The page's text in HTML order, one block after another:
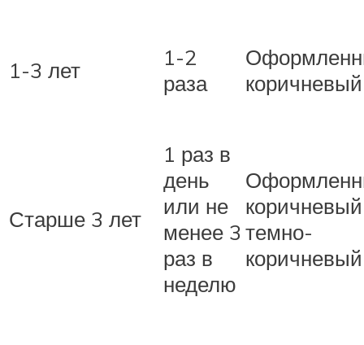
1-3 лет
1-2
раза
Старше 3 лет
1 раз в
день
или не
менее 3
раз в
неделю
темно-